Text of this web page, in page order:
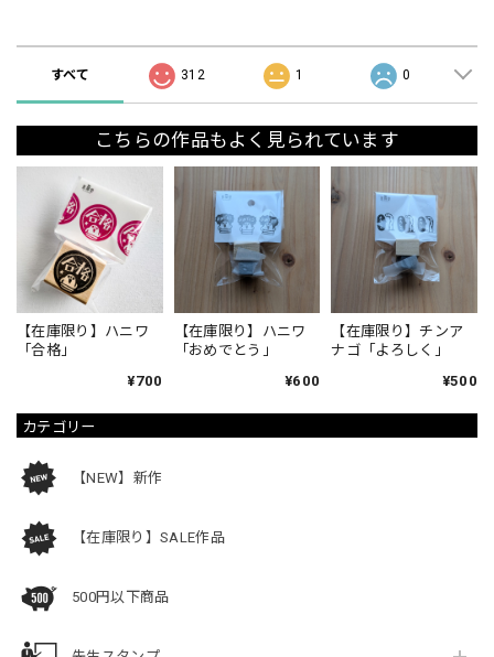
カテゴリー
【NEW】新作
【在庫限り】SALE作品
500円以下商品
すべて 312 1 0
こちらの作品もよく見られています
【在庫限り】ハニワ
「合格」
¥700
【在庫限り】ハニワ
「おめでとう」
¥600
【在庫限り】チンア
ナゴ「よろしく」
¥500